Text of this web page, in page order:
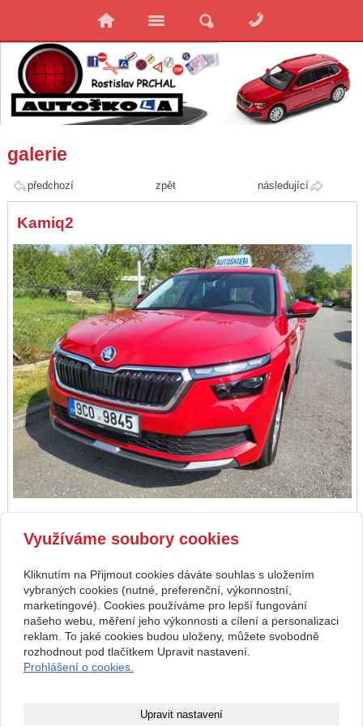
galerie
předchozí následující
zpět
Kamiq2
předchozí zpět
Kontakt
Rostislav Prchal
U Vodičků 525, Soběslav
02564726
608 522 116
rostaprchal@gmail.com
www.autoskola-prchal.cz
Facebook
Provozovna: Jiráskova 407,
Využíváme soubory cookies
Kliknutím na Přijmout cookies dáváte souhlas s uložením
vybraných cookies (nutné, preferenční, výkonnostní,
marketingové). Cookies používáme pro lepší fungování
našeho webu, měření jeho výkonnosti a cílení a personalizaci
reklam. To jaké cookies budou uloženy, můžete svobodně
rozhodnout pod tlačítkem Upravit nastavení.
Prohlášení o cookies.
Upravit nastavení